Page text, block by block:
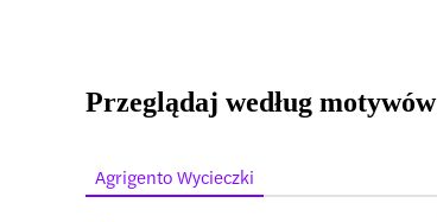
Przeglądaj według motywów
Agrigento Wycieczki